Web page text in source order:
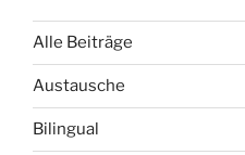
Alle Beiträge
Austausche
Bilingual